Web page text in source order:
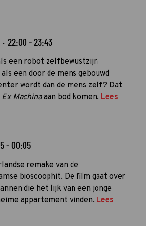
22:00 - 23:43
een robot zelfbewustzijn
een door de mens gebouwd
wordt dan de mens zelf? Dat
Ex Machinaaan bod komen. Lees
- 00:05
remake van de
bioscoophit. De film gaat over
die het lijk van een jonge
appartement vinden. Lees